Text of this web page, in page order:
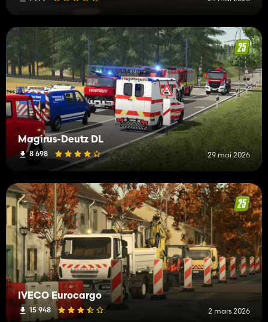
Magirus-Deutz DL
8 698 29 mai 2026
IVECO Eurocargo
15 948 2 mars 2026